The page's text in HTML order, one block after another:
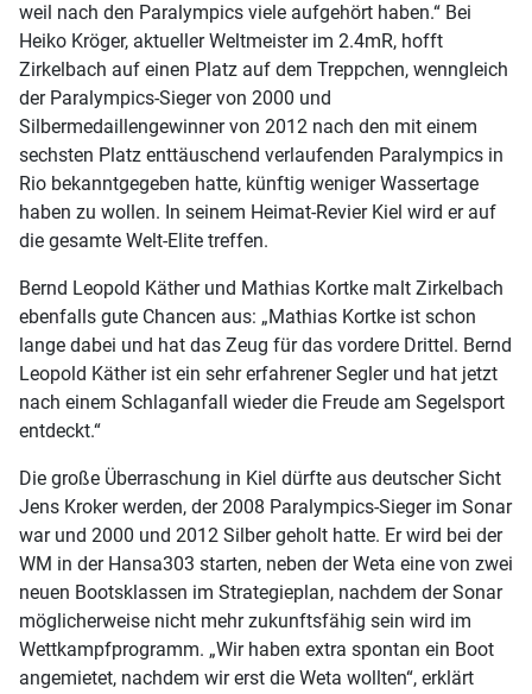
weil nach den Paralympics viele aufgehört haben.“ Bei
Heiko Kröger, aktueller Weltmeister im 2.4mR, hofft
Zirkelbach auf einen Platz auf dem Treppchen, wenngleich
der Paralympics-Sieger von 2000 und
Silbermedaillengewinner von 2012 nach den mit einem
sechsten Platz enttäuschend verlaufenden Paralympics in
Rio bekanntgegeben hatte, künftig weniger Wassertage
haben zu wollen. In seinem Heimat-Revier Kiel wird er auf
die gesamte Welt-Elite treffen.
Bernd Leopold Käther und Mathias Kortke malt Zirkelbach
ebenfalls gute Chancen aus: „Mathias Kortke ist schon
lange dabei und hat das Zeug für das vordere Drittel. Bernd
Leopold Käther ist ein sehr erfahrener Segler und hat jetzt
nach einem Schlaganfall wieder die Freude am Segelsport
entdeckt.“
Die große Überraschung in Kiel dürfte aus deutscher Sicht
Jens Kroker werden, der 2008 Paralympics-Sieger im Sonar
war und 2000 und 2012 Silber geholt hatte. Er wird bei der
WM in der Hansa303 starten, neben der Weta eine von zwei
neuen Bootsklassen im Strategieplan, nachdem der Sonar
möglicherweise nicht mehr zukunftsfähig sein wird im
Wettkampfprogramm. „Wir haben extra spontan ein Boot
angemietet, nachdem wir erst die Weta wollten“, erklärt